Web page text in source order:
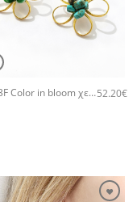
5713F Color in bloom χειροποίητα σκουλαρίκια Catherine bijoux Πράσινο52.20€